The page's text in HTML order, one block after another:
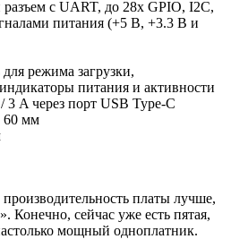
с UART, до 28x GPIO, I2C,
питания (+5 В, +3.3 В и
режима загрузки,
питания и активности
A через порт USB Type-C
60 мм
платы лучше,
Конечно, сейчас уже есть пятая,
мощный одноплатник.